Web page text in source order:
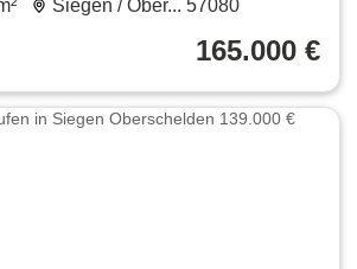
Siegen / Ober... 57080
165.000 €